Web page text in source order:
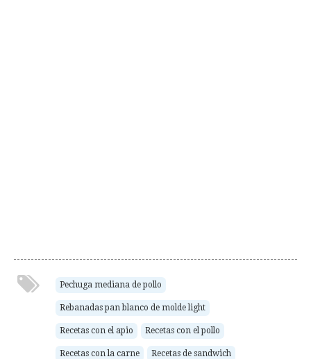
Pechuga mediana de pollo
Rebanadas pan blanco de molde light
Recetas con el apio Recetas con el pollo
Recetas con la carne Recetas de sandwich